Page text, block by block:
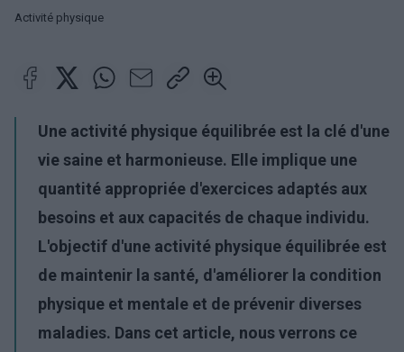
Activité physique
Une activité physique équilibrée est la clé d'une
vie saine et harmonieuse. Elle implique une
quantité appropriée d'exercices adaptés aux
besoins et aux capacités de chaque individu.
L'objectif d'une activité physique équilibrée est
de maintenir la santé, d'améliorer la condition
physique et mentale et de prévenir diverses
maladies. Dans cet article, nous verrons ce